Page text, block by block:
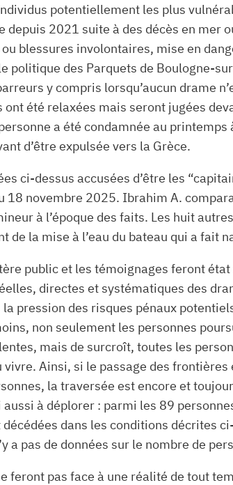
potentiellement les plus
depuis 2021 suite à des décès en mer
blessures involontaires, mise en
politique des Parquets de Boulogne-
y compris lorsqu’aucun drame
été relaxées mais seront jugées
a été condamnée au
d’être expulsée vers la Grèce.
ci-dessus accusées d’être les
18 novembre 2025. Ibrahim A.
à l’époque des faits. Les huit
de la mise à l’eau du bateau qui a fait
public et les témoignages feront
directes et systématiques des
pression des risques pénaux
non seulement les personnes
mais de surcroît, toutes les
Ainsi, si le passage des
la traversée est encore et
à déplorer : parmi les 89
dans les conditions décrites
a pas de données sur le nombre de
feront pas face à une réalité de tout